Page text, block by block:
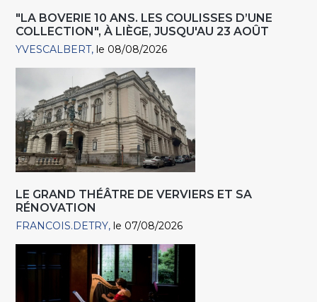
"LA BOVERIE 10 ANS. LES COULISSES D’UNE
COLLECTION", À LIÈGE, JUSQU'AU 23 AOÛT
YVESCALBERT le 08/08/2026
LE GRAND THÉÂTRE DE VERVIERS ET SA
RÉNOVATION
FRANCOIS.DETRY le 07/08/2026